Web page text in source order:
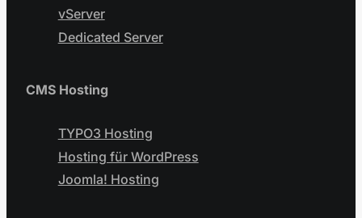
vServer
Dedicated Server
CMS Hosting
TYPO3 Hosting
Hosting für WordPress
Joomla! Hosting